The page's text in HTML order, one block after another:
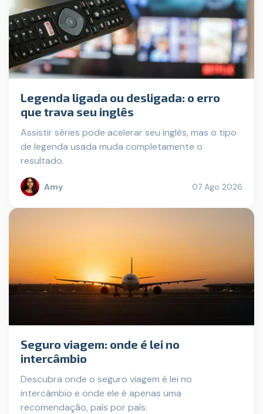
Legenda ligada ou desligada: o erro
que trava seu inglês
Assistir séries pode acelerar seu inglês, mas o tipo
de legenda usada muda completamente o
resultado.
Amy 07 Ago 2026
Seguro viagem: onde é lei no
intercâmbio
Descubra onde o seguro viagem é lei no
intercâmbio e onde ele é apenas uma
recomendação, país por país.